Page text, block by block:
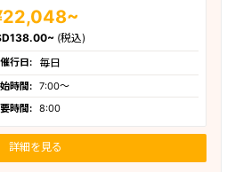
(税込)
行日: 毎日
時間: 7:00〜
時間: 8:00
詳細を見る